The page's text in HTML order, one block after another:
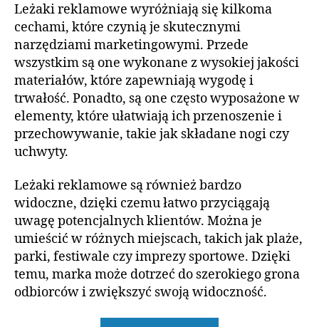
Leżaki reklamowe wyróżniają się kilkoma
cechami, które czynią je skutecznymi
narzędziami marketingowymi. Przede
wszystkim są one wykonane z wysokiej jakości
materiałów, które zapewniają wygodę i
trwałość. Ponadto, są one często wyposażone w
elementy, które ułatwiają ich przenoszenie i
przechowywanie, takie jak składane nogi czy
uchwyty.
Leżaki reklamowe są również bardzo
widoczne, dzięki czemu łatwo przyciągają
uwagę potencjalnych klientów. Można je
umieścić w różnych miejscach, takich jak plaże,
parki, festiwale czy imprezy sportowe. Dzięki
temu, marka może dotrzeć do szerokiego grona
odbiorców i zwiększyć swoją widoczność.